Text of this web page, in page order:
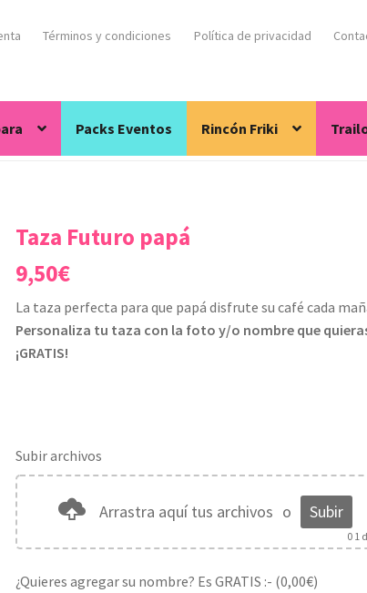
Términos y condiciones Política de privacidad
Packs Eventos Rincón Friki
Taza Futuro papá
9,50€
La taza perfecta para que papá disfrute su café cada
Personaliza tu taza con la foto y/o nombre que
¡GRATIS!
Subir archivos
Arrastra aquí tus archivos o Subir
0 1
¿Quieres agregar su nombre? Es GRATIS :- (0,00€)